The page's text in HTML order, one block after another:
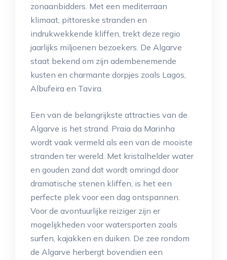
zonaanbidders. Met een mediterraan
klimaat, pittoreske stranden en
indrukwekkende kliffen, trekt deze regio
jaarlijks miljoenen bezoekers. De Algarve
staat bekend om zijn adembenemende
kusten en charmante dorpjes zoals Lagos,
Albufeira en Tavira.
Een van de belangrijkste attracties van de
Algarve is het strand. Praia da Marinha
wordt vaak vermeld als een van de mooiste
stranden ter wereld. Met kristalhelder water
en gouden zand dat wordt omringd door
dramatische stenen kliffen, is het een
perfecte plek voor een dag ontspannen.
Voor de avontuurlijke reiziger zijn er
mogelijkheden voor watersporten zoals
surfen, kajakken en duiken. De zee rondom
de Algarve herbergt bovendien een